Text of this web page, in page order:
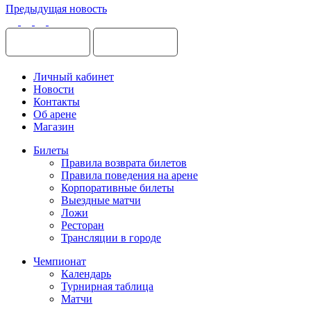
Предыдущая новость
Личный кабинет
Новости
Контакты
Об арене
Магазин
Билеты
Правила возврата билетов
Правила поведения на арене
Корпоративные билеты
Выездные матчи
Ложи
Ресторан
Трансляции в городе
Чемпионат
Календарь
Турнирная таблица
Матчи